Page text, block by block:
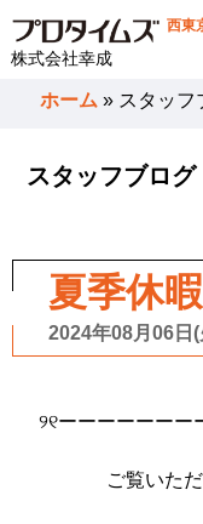
西東
株式会社幸成
ホーム » スタッフ
スタッフブログ
夏季休
2024年08月06日(
୨୧ーーーーーーー
ご覧いた